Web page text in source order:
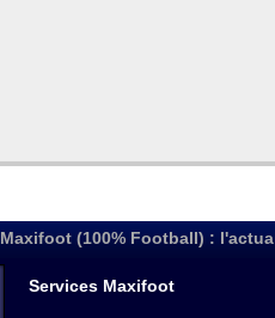
Maxifoot (100% Football) :
Services Maxifoot